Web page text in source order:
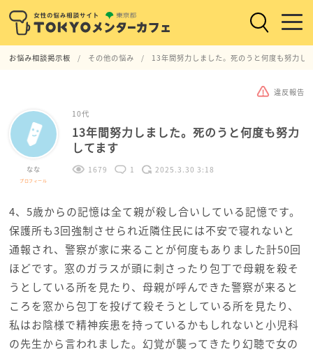
お悩み相談掲示板 その他の悩み 13年間努力しました。死のうと何度も努力し
違反報告
なな
プロフィール
10代
13年間努力しました。死のうと何度も努力
してます
1679 1 2025.3.30 3:18
4、5歳からの記憶は全て親が殺し合いしている記憶です。
保護所も3回強制させられ近隣住民には不安で寝れないと
通報され、警察が家に来ることが何度もありました計50回
ほどです。窓のガラスが頭に刺さったり包丁で母親を殺そ
うとしている所を見たり、母親が呼んできた警察が来ると
ころを窓から包丁を投げて殺そうとしている所を見たり、
私はお陰様で精神疾患を持っているかもしれないと小児科
の先生から言われました。幻覚が襲ってきたり幻聴で女の